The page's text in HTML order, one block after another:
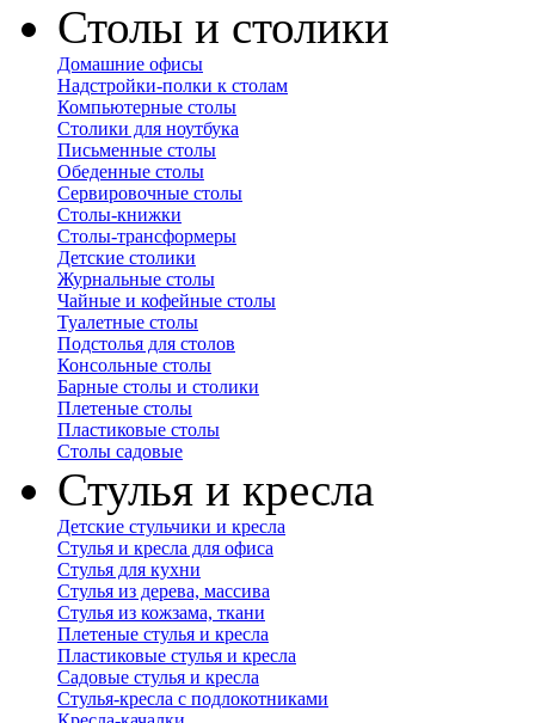
Столы и столики
Домашние офисы
Надстройки-полки к столам
Компьютерные столы
Столики для ноутбука
Письменные столы
Обеденные столы
Сервировочные столы
Столы-книжки
Столы-трансформеры
Детские столики
Журнальные столы
Чайные и кофейные столы
Туалетные столы
Подстолья для столов
Консольные столы
Барные столы и столики
Плетеные столы
Пластиковые столы
Столы садовые
Стулья и кресла
Детские стульчики и кресла
Стулья и кресла для офиса
Стулья для кухни
Стулья из дерева, массива
Стулья из кожзама, ткани
Плетеные стулья и кресла
Пластиковые стулья и кресла
Садовые стулья и кресла
Стулья-кресла с подлокотниками